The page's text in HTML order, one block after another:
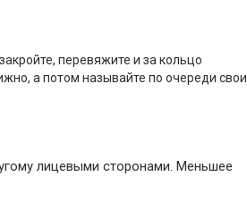
перевяжите и за кольцо
а потом называйте по очереди свои
лицевыми сторонами. Меньшее